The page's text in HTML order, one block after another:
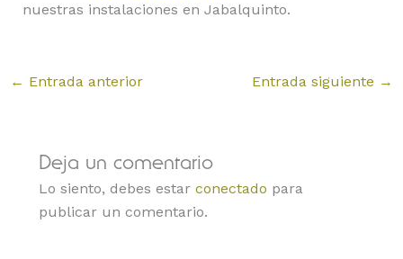
nuestras instalaciones en Jabalquinto.
← Entrada anterior Entrada siguiente →
Deja un comentario
Lo siento, debes estar conectado para
publicar un comentario.